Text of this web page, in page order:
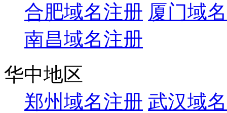
合肥域名注册 厦门域
南昌域名注册
华中地区
郑州域名注册 武汉域